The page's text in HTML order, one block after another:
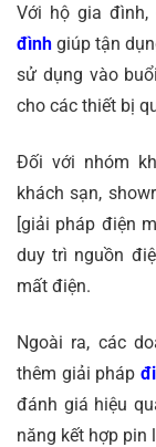
Với hộ gia đình,
đình giúp tận
sử dụng vào
cho các thiết bị
Đối với nhóm
khách sạn,
[giải pháp điện
duy trì nguồn
mất điện.
Ngoài ra, các
thêm giải pháp
đánh giá hiệu
năng kết hợp pin